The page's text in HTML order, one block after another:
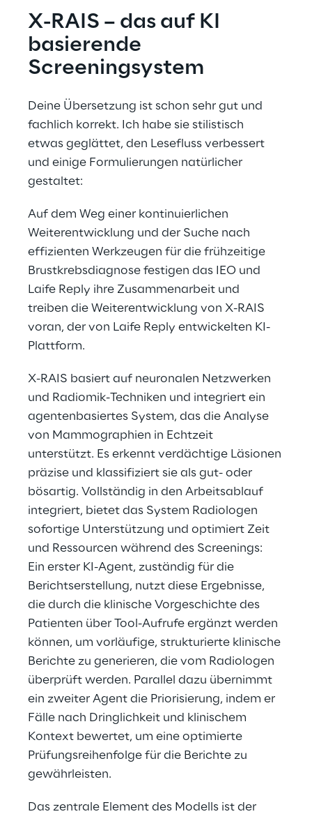
X-RAIS – das auf KI
basierende
Screeningsystem
Deine Übersetzung ist schon sehr gut und
fachlich korrekt. Ich habe sie stilistisch
etwas geglättet, den Lesefluss verbessert
und einige Formulierungen natürlicher
gestaltet:
Auf dem Weg einer kontinuierlichen
Weiterentwicklung und der Suche nach
effizienten Werkzeugen für die frühzeitige
Brustkrebsdiagnose festigen das IEO und
Laife Reply ihre Zusammenarbeit und
treiben die Weiterentwicklung von X-RAIS
voran, der von Laife Reply entwickelten KI-
Plattform.
X-RAIS basiert auf neuronalen Netzwerken
und Radiomik-Techniken und integriert ein
agentenbasiertes System, das die Analyse
von Mammographien in Echtzeit
unterstützt. Es erkennt verdächtige Läsionen
präzise und klassifiziert sie als gut- oder
bösartig. Vollständig in den Arbeitsablauf
integriert, bietet das System Radiologen
sofortige Unterstützung und optimiert Zeit
und Ressourcen während des Screenings:
Ein erster KI-Agent, zuständig für die
Berichtserstellung, nutzt diese Ergebnisse,
die durch die klinische Vorgeschichte des
Patienten über Tool-Aufrufe ergänzt werden
können, um vorläufige, strukturierte klinische
Berichte zu generieren, die vom Radiologen
überprüft werden. Parallel dazu übernimmt
ein zweiter Agent die Priorisierung, indem er
Fälle nach Dringlichkeit und klinischem
Kontext bewertet, um eine optimierte
Prüfungsreihenfolge für die Berichte zu
gewährleisten.
Das zentrale Element des Modells ist der